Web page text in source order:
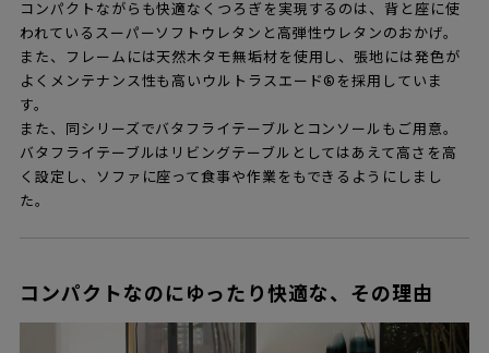
コンパクトながらも快適なくつろぎを実現するのは、背と座に使
われているスーパーソフトウレタンと高弾性ウレタンのおかげ。
また、フレームには天然木タモ無垢材を使用し、張地には発色が
よくメンテナンス性も高いウルトラスエード®を採用していま
す。
また、同シリーズでバタフライテーブルとコンソールもご用意。
バタフライテーブルはリビングテーブルとしてはあえて高さを高
く設定し、ソファに座って食事や作業をもできるようにしまし
た。
コンパクトなのにゆったり快適な、その理由